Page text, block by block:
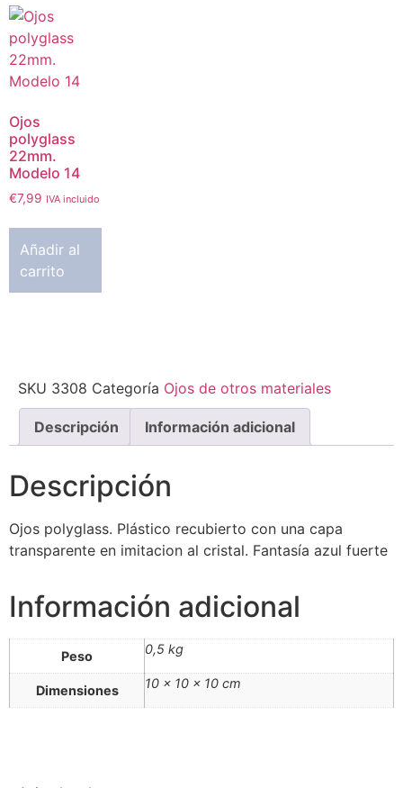
Ojos
polyglass
22mm.
Modelo 14
€7,99 IVA incluido
Añadir al
carrito
SKU 3308 Categoría Ojos de otros materiales
Descripción Información adicional
Descripción
Ojos polyglass. Plástico recubierto con una capa
transparente en imitacion al cristal. Fantasía azul fuerte
Información adicional
Peso 0,5 kg
Dimensiones 10 × 10 × 10 cm